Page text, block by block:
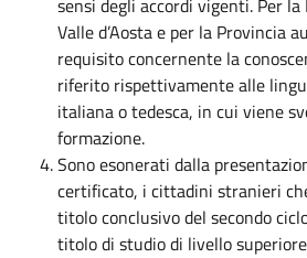
sensi degli accordi vigenti. Per
Valle d’Aosta e per la Provincia
requisito concernente la
riferito rispettivamente alle
italiana o tedesca, in cui viene
formazione.
Sono esonerati dalla
certificato, i cittadini stranieri
titolo conclusivo del secondo
titolo di studio di livello